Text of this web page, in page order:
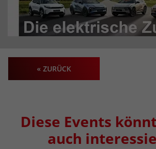
« ZURÜCK
Diese Events
auch